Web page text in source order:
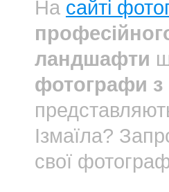
На сайті
ландшафти
фотографи з
Ізмаїла?
свої